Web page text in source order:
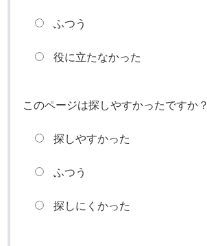
ふつう
役に立たなかった
このページは探しやすかったですか？
探しやすかった
ふつう
探しにくかった